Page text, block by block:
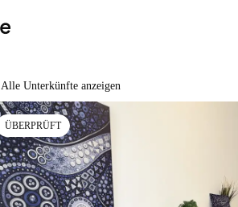
Alle Unterkünfte anzeigen
ÜBERPRÜFT